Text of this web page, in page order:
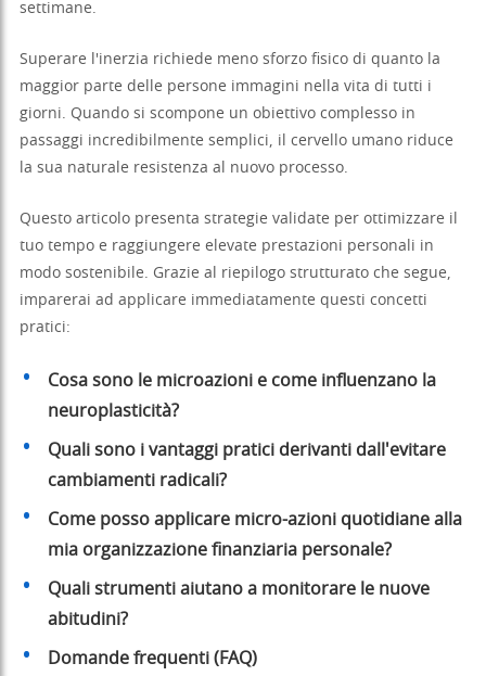
settimane.
Superare l'inerzia richiede meno sforzo fisico di quanto la
maggior parte delle persone immagini nella vita di tutti i
giorni. Quando si scompone un obiettivo complesso in
passaggi incredibilmente semplici, il cervello umano riduce
la sua naturale resistenza al nuovo processo.
Questo articolo presenta strategie validate per ottimizzare il
tuo tempo e raggiungere elevate prestazioni personali in
modo sostenibile. Grazie al riepilogo strutturato che segue,
imparerai ad applicare immediatamente questi concetti
pratici:
Cosa sono le microazioni e come influenzano la
neuroplasticità?
Quali sono i vantaggi pratici derivanti dall'evitare
cambiamenti radicali?
Come posso applicare micro-azioni quotidiane alla
mia organizzazione finanziaria personale?
Quali strumenti aiutano a monitorare le nuove
abitudini?
Domande frequenti (FAQ)